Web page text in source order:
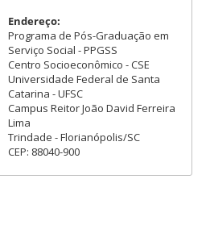
Endereço:
Programa de Pós-Graduação em
Serviço Social - PPGSS
Centro Socioeconômico - CSE
Universidade Federal de Santa
Catarina - UFSC
Campus Reitor João David Ferreira
Lima
Trindade - Florianópolis/SC
CEP: 88040-900